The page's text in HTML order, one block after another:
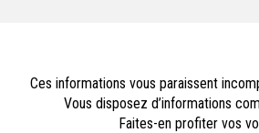
Ces informations vous paraissent
Vous disposez d’informations
Faites-en profiter vos